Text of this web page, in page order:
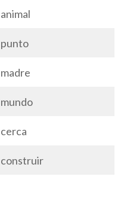
animal
punto
madre
mundo
cerca
construir